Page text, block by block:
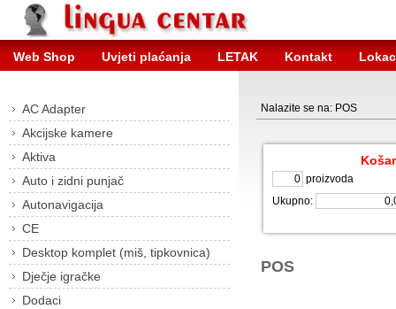
Web Shop Uvjeti plaćanja LETAK Kontakt
AC Adapter
Akcijske kamere
Aktiva
Auto i zidni punjač
Autonavigacija
CE
Desktop komplet (miš, tipkovnica)
Dječje igračke
Dodaci
Nalazite se na: POS
proizvoda
Ukupno:
POS